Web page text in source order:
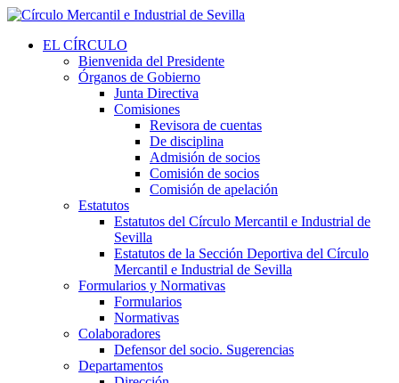
EL CÍRCULO
Bienvenida del Presidente
Órganos de Gobierno
Junta Directiva
Comisiones
Revisora de cuentas
De disciplina
Admisión de socios
Comisión de socios
Comisión de apelación
Estatutos
Estatutos del Círculo Mercantil e Industrial de
Sevilla
Estatutos de la Sección Deportiva del Círculo
Mercantil e Industrial de Sevilla
Formularios y Normativas
Formularios
Normativas
Colaboradores
Defensor del socio. Sugerencias
Departamentos